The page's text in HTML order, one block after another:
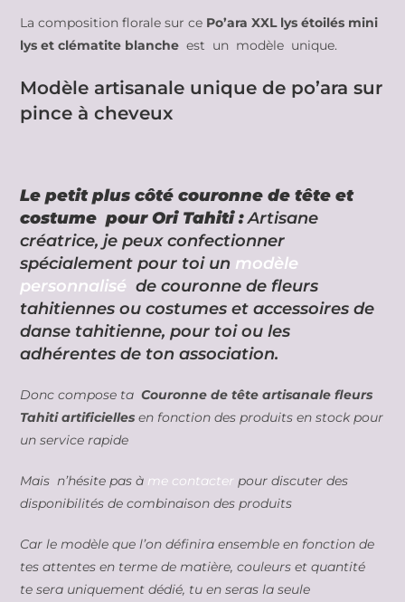
La composition florale sur ce Po’ara XXL lys étoilés mini
lys et clématite blancheest un modèle unique.
Modèle artisanale unique de po’ara sur
pince à cheveux
Le petit plus côté couronne de têteet
costume pour Ori Tahiti :Artisane
créatrice, je peux confectionner
spécialement pour toi un modèle
personnalisé de couronne de fleurs
tahitiennes ou costumes et accessoires de
danse tahitienne, pour toi ou les
adhérentes de ton association.
Donc compose taCouronne de tête artisanale fleurs
Tahiti artificielles en fonction des produits en stock pour
un service rapide
Mais n’hésite pas à me contacter pour discuter des
disponibilités de combinaison des produits
Car le modèle que l’on définira ensemble en fonction de
tes attentes en terme de matière, couleurs et quantité
te sera uniquement dédié, tu en seras la seule